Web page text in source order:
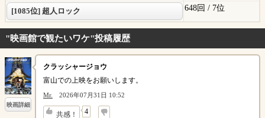
[1085位] 超人ロック 648回 / 7位
"映画館で観たいワケ"投稿履歴
映画詳細
クラッシャージョウ
富山での上映をお願いします。
Mr. 2026年07月31日 10:52
共感！ 4
↓